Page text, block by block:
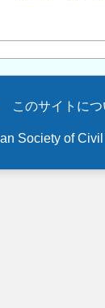
このサイトにつ
Society of